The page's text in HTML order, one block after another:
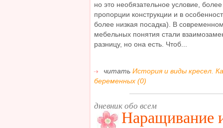
но это необязательное условие,
пропорции конструкции и в
более низкая посадка). В
мебельных понятия стали
разницу, но она есть. Чтоб...
читать История и виды кресел.
беременных (0)
дневник обо всем
Наращивание